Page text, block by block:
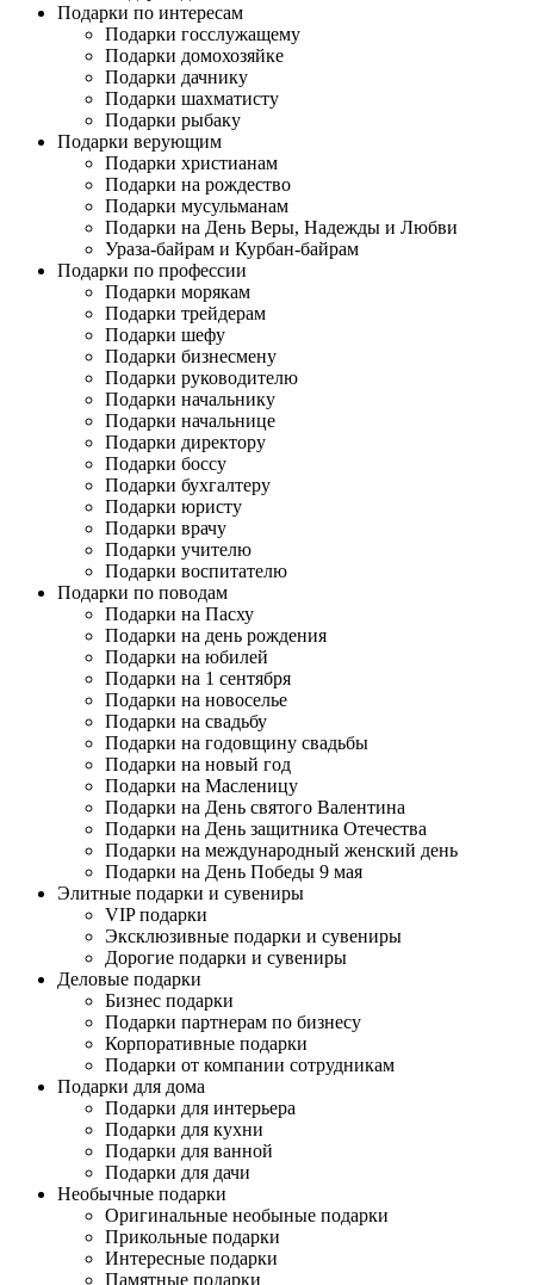
Подарки по интересам
Подарки госслужащему
Подарки домохозяйке
Подарки дачнику
Подарки шахматисту
Подарки рыбаку
Подарки верующим
Подарки христианам
Подарки на рождество
Подарки мусульманам
Подарки на День Веры, Надежды и Любви
Ураза-байрам и Курбан-байрам
Подарки по профессии
Подарки морякам
Подарки трейдерам
Подарки шефу
Подарки бизнесмену
Подарки руководителю
Подарки начальнику
Подарки начальнице
Подарки директору
Подарки боссу
Подарки бухгалтеру
Подарки юристу
Подарки врачу
Подарки учителю
Подарки воспитателю
Подарки по поводам
Подарки на Пасху
Подарки на день рождения
Подарки на юбилей
Подарки на 1 сентября
Подарки на новоселье
Подарки на свадьбу
Подарки на годовщину свадьбы
Подарки на новый год
Подарки на Масленицу
Подарки на День святого Валентина
Подарки на День защитника Отечества
Подарки на международный женский день
Подарки на День Победы 9 мая
Элитные подарки и сувениры
VIP подарки
Эксклюзивные подарки и сувениры
Дорогие подарки и сувениры
Деловые подарки
Бизнес подарки
Подарки партнерам по бизнесу
Корпоративные подарки
Подарки от компании сотрудникам
Подарки для дома
Подарки для интерьера
Подарки для кухни
Подарки для ванной
Подарки для дачи
Необычные подарки
Оригинальные необыные подарки
Прикольные подарки
Интересные подарки
Памятные подарки